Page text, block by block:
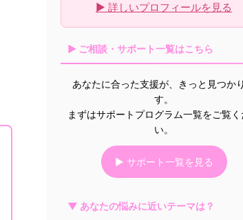
▶ 詳しいプロフィールを見る
▶ ご相談・サポート一覧はこちら
あなたに合った支援が、きっと見つか
す。
まずはサポートプログラム一覧をご覧く
い。
▶ サポート一覧を見る
▼ あなたの悩みに近いテーマは？